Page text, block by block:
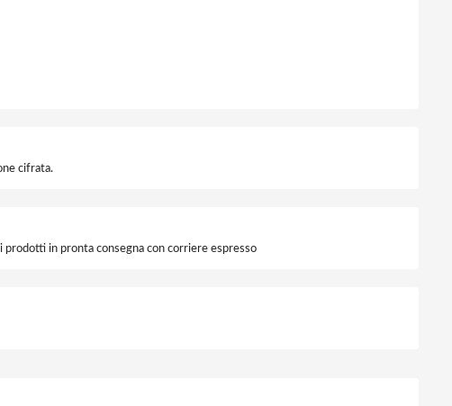
cifrata.
in pronta consegna con corriere espresso